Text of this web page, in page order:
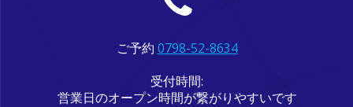
ご予約 0798-52-8634
受付時間:
営業日のオープン時間が繋がりやすいです